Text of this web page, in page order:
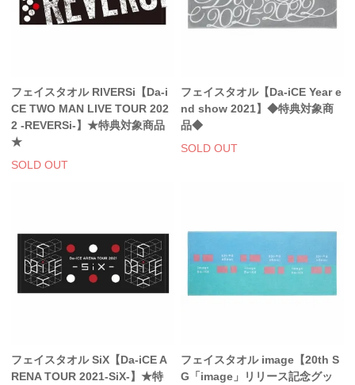
フェイスタオル RIVERSi【Da-i
CE TWO MAN LIVE TOUR 202
2 -REVERSi-】★特典対象商品
★
SOLD OUT
フェイスタオル【Da-iCE Year e
nd show 2021】◆特典対象商
品◆
SOLD OUT
フェイスタオル SiX【Da-iCE A
RENA TOUR 2021-SiX-】★特
フェイスタオル image【20th S
G「image」リリース記念グッ